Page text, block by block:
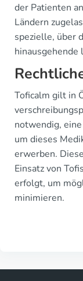
der Patienten
Ländern
spezielle, über
hinausgehende
Toficalm gilt in
notwendig,
um dieses
erwerben.
Einsatz von
erfolgt, um
minimieren.